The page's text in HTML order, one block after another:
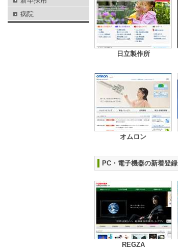
日立製作所
オムロン
PC・電子機器の新着登録
REGZA
病院